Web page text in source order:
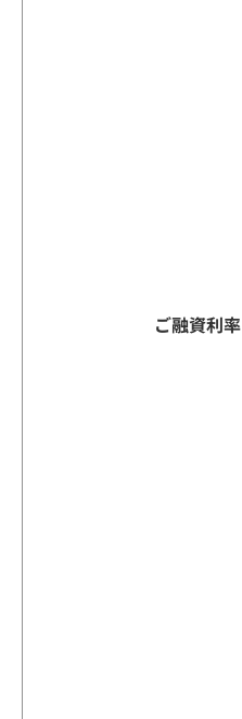
ご融資利率